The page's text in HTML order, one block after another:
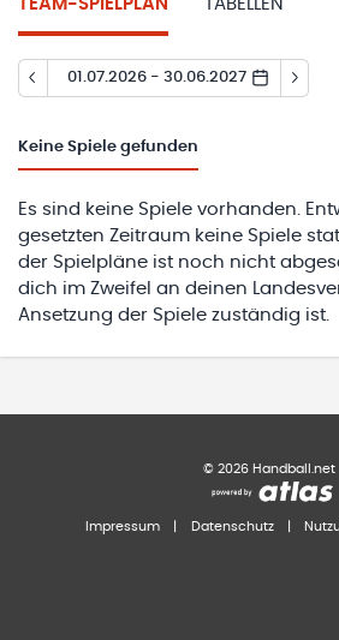
TEAM-SPIELPLAN TABELLEN
01.07.2026 - 30.06.2027
Keine Spiele gefunden
Es sind keine Spiele vorhanden.
gesetzten Zeitraum keine Spiele
der Spielpläne ist noch nicht
dich im Zweifel an deinen
Ansetzung der Spiele zuständig ist.
© 2026 Handball.net
Impressum Datenschutz